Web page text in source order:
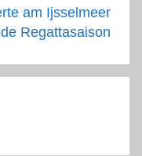
am Ijsselmeer
Regattasaison